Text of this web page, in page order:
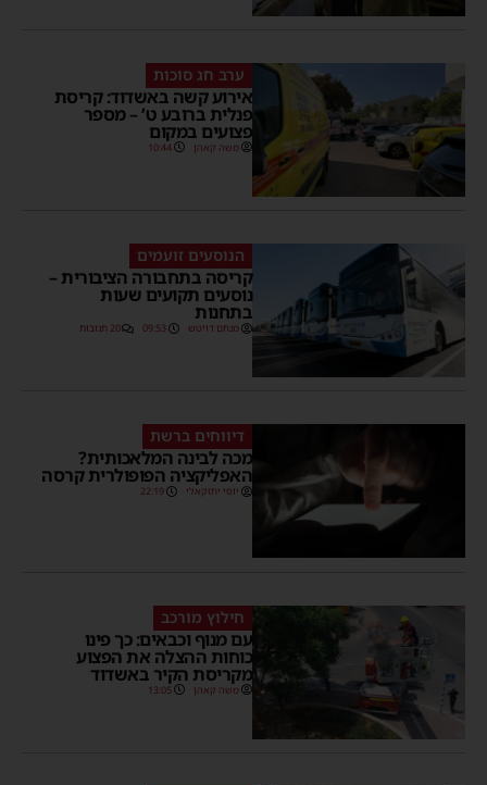
ערב חג סוכות
אירוע קשה באשדוד: קריסת
פנלית ברובע ט’ – מספר
פצועים במקום
משה קאהן 10:44
הנוסעים זועמים
קריסה בתחבורה הציבורית –
נוסעים תקועים שעות
בתחנות
מנחם דויטש 09:53 20 תגובות
דיווחים ברשת
מכה לבינה המלאכותית?
האפליקציה הפופולרית קרסה
יוסי יחזקאלי 22:19
חילוץ מורכב
עם מנוף וכבאים: כך פינו
כוחות ההצלה את הפצוע
מקריסת הקיר באשדוד
משה קאהן 13:05